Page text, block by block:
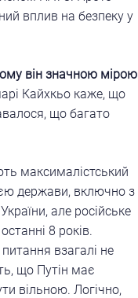
вплив на безпеку у
він значною мірою
Кайхкьо каже, що
що багато
максималістський
держави, включно з
але російське
8 років.
взагалі не
що Путін має
вільною. Логічно,